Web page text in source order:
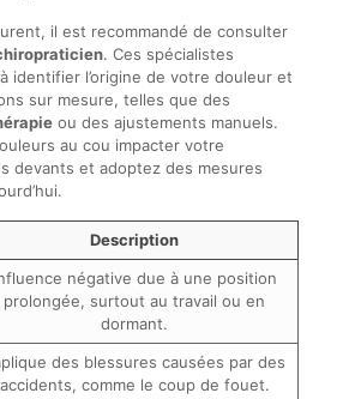
il est recommandé de consulter
. Ces spécialistes
identifier l’origine de votre douleur et
sur mesure, telles que des
ou des ajustements manuels.
au cou impacter votre
devants et adoptez des mesures
Description
négative due à une position
prolongée, surtout au travail ou en
dormant.
des blessures causées par des
accidents, comme le coup de fouet.